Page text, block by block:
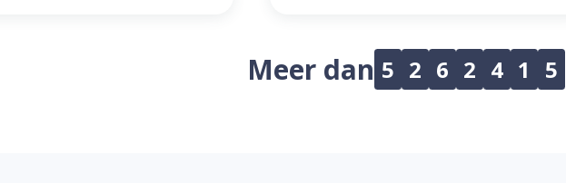
Meer dan 5 2 6 2 4 1 5